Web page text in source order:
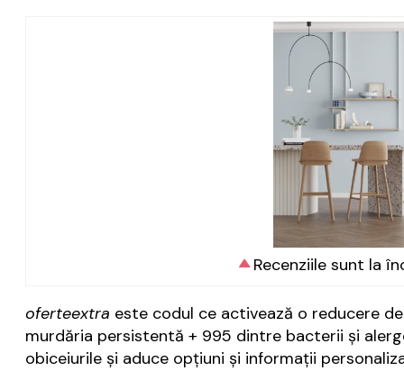
Recenziile sunt la
oferteextra este codul ce activează o reducere
murdăria persistentă + 995 dintre bacterii și
obiceiurile și aduce opțiuni și informații